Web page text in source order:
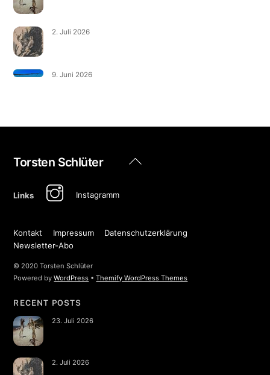
2. Juli 2026
9. Juni 2026
Back
Torsten Schlüter
Links Instagramm
Kontakt Impressum
Datenschutzerklärung
Newsletter-Abo
© 2020 Torsten Schlüter
Powered byWordPress •Themify WordPress Themes
RECENT POSTS
23. Juli 2026
2. Juli 2026